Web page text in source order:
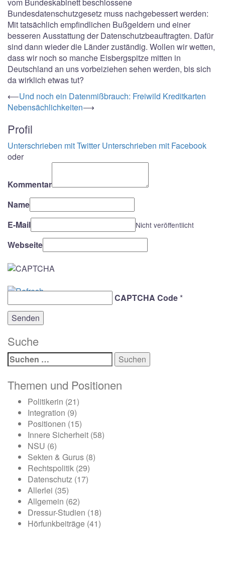
Bundesdatenschutzgesetz muss nachgebessert werden:
Mit tatsächlich empfindlichen Bußgeldern und einer
besseren Ausstattung der Datenschutzbeauftragten. Dafür
sind dann wieder die Länder zuständig. Wollen wir wetten,
dass wir noch so manche Eisbergspitze mitten in
Deutschland an uns vorbeiziehen sehen werden, bis sich
da wirklich etwas tut?
Beitrags-
Navigation
⟵Und noch ein Datenmißbrauch: Freiwild Kreditkarten
Nebensächlichkeiten⟶
Profil
Unterschrieben mit Twitter Unterschrieben mit Facebook
oder
Kommentar
Name
E-Mail
Nicht veröffentlicht
Webseite
CAPTCHA Code *
Suche
Suchen
nach:
Themen und Positionen
Politikerin (21)
Integration (9)
Positionen (15)
Innere Sicherheit (58)
NSU (6)
Sekten & Gurus (8)
Rechtspolitik (29)
Datenschutz (17)
Allerlei (35)
Allgemein (62)
Dressur-Studien (18)
Hörfunkbeiträge (41)